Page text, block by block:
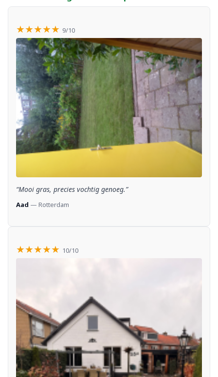
★★★★★ 9/10
“Mooi gras, precies vochtig genoeg.”
Aad — Rotterdam
★★★★★ 10/10